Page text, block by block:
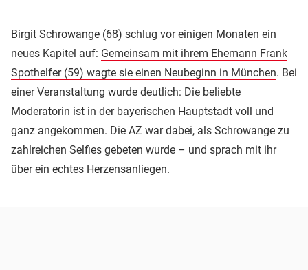
Birgit Schrowange (68) schlug vor einigen Monaten ein
neues Kapitel auf: Gemeinsam mit ihrem Ehemann Frank
Spothelfer (59) wagte sie einen Neubeginn in München. Bei
einer Veranstaltung wurde deutlich: Die beliebte
Moderatorin ist in der bayerischen Hauptstadt voll und
ganz angekommen. Die AZ war dabei, als Schrowange zu
zahlreichen Selfies gebeten wurde – und sprach mit ihr
über ein echtes Herzensanliegen.